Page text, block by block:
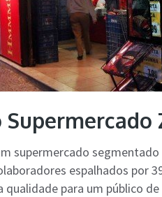
Supermercado
supermercado
espalhados por
qualidade para um público